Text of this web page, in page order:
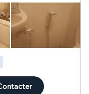
faut. Et très